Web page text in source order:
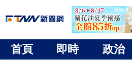
首頁 即時 政治